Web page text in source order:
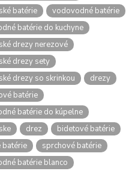
batérie
vodovodné batérie
batérie do kuchyne
drezy nerezové
drezy sety
drezy so skrinkou
drezy
batérie
batérie do kúpelne
drez
bidetové batérie
batérie
sprchové batérie
batérie blanco